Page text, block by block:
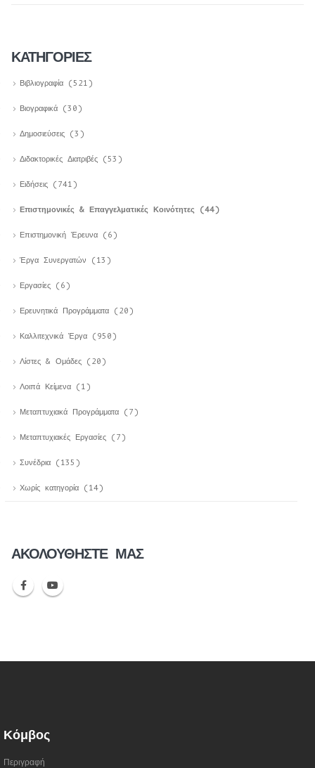
ΚΑΤΗΓΟΡΊΕΣ
Βιβλιογραφία (521)
Βιογραφικά (30)
Δημοσιεύσεις (3)
Διδακτορικές Διατριβές (53)
Ειδήσεις (741)
Επιστημονικές & Επαγγελματικές Κοινότητες (44)
Επιστημονική Έρευνα (6)
Έργα Συνεργατών (13)
Εργασίες (6)
Ερευνητικά Προγράμματα (20)
Καλλιτεχνικά Έργα (950)
Λίστες & Ομάδες (20)
Λοιπά Κείμενα (1)
Μεταπτυχιακά Προγράμματα (7)
Μεταπτυχιακές Εργασίες (7)
Συνέδρια (135)
Χωρίς κατηγορία (14)
ΑΚΟΛΟΥΘΉΣΤΕ ΜΑΣ
Κόμβος
Περιγραφή